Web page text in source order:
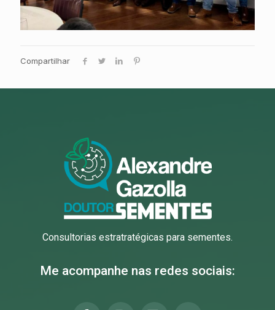
Compartilhar
Consultorias estratratégicas para sementes.
Me acompanhe nas redes sociais: